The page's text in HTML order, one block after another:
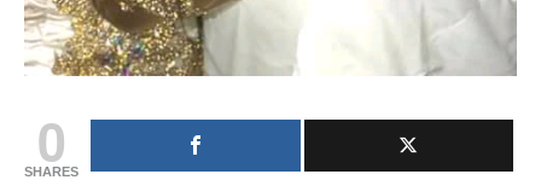
0
SHARES